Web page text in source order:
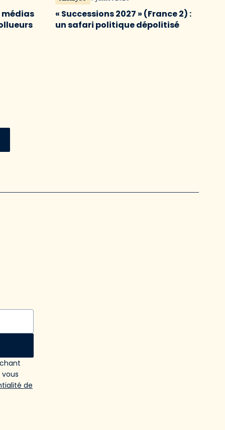
médias
« Successions 2027 » (France 2) :
un safari politique dépolitisé
de